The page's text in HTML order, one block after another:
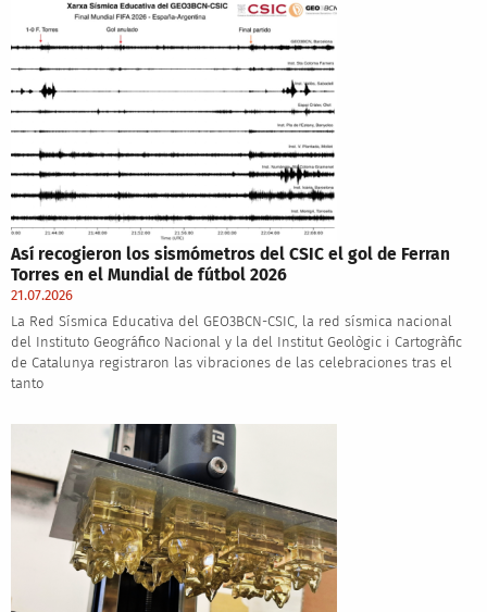
Así recogieron los sismómetros del CSIC el gol de Ferran
Torres en el Mundial de fútbol 2026
21.07.2026
La Red Sísmica Educativa del GEO3BCN-CSIC, la red sísmica nacional
del Instituto Geográfico Nacional y la del Institut Geològic i Cartogràfic
de Catalunya registraron las vibraciones de las celebraciones tras el
tanto